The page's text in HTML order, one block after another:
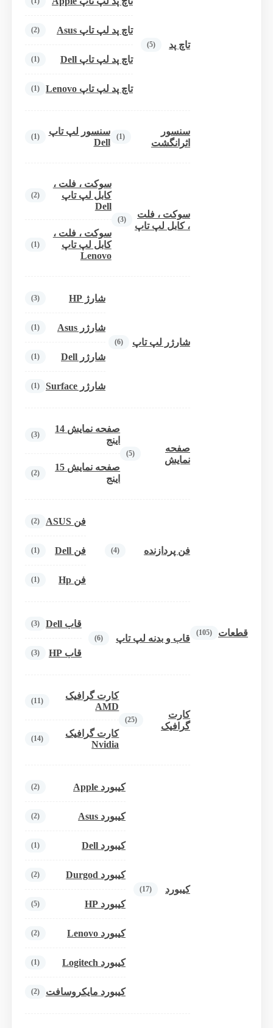
قطعات (105)
تاچ پد (5)
تاچ پد لپ تاپ Asus (2)
تاچ پد لپ تاپ Dell (1)
تاچ پد لپ تاپ Lenovo (1)
سنسور
اثرانگشت
(1)
سنسور لپ تاپ
Dell
(1)
سوکت ، فلت
، کابل لپ تاپ
(3)
سوکت ، فلت ،
کابل لپ تاپ
Dell
(2)
سوکت ، فلت ،
کابل لپ تاپ
Lenovo
(1)
شارژر لپ تاپ (6)
شارژ HP (3)
شارژر Asus (1)
شارژر Dell (1)
شارژر Surface (1)
صفحه
نمایش
(5)
صفحه نمایش 14
اینج
(3)
صفحه نمایش 15
اینج
(2)
فن پردازنده (4)
فن ASUS (2)
فن Dell (1)
فن Hp (1)
قاب و بدنه لپ تاپ (6)
قاب Dell (3)
قاب HP (3)
کارت
گرافیک
(25)
کارت گرافیک
AMD
(11)
کارت گرافیک
Nvidia
(14)
کیبورد (17)
کیبورد Apple (2)
کیبورد Asus (2)
کیبورد Dell (1)
کیبورد Durgod (2)
کیبورد HP (5)
کیبورد Lenovo (2)
کیبورد Logitech (1)
کیبورد مایکروسافت (2)